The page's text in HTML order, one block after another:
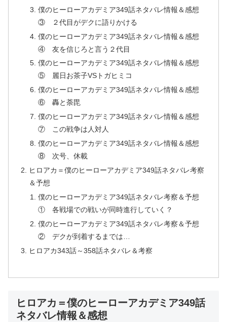
僕のヒーローアカデミア349話ネタバレ情報＆感想
③ ２代目がデクに語りかける
僕のヒーローアカデミア349話ネタバレ情報＆感想
④ 友を信じろと言う２代目
僕のヒーローアカデミア349話ネタバレ情報＆感想
⑤ 麗日お茶子VSトガヒミコ
僕のヒーローアカデミア349話ネタバレ情報＆感想
⑥ 轟と荼毘
僕のヒーローアカデミア349話ネタバレ情報＆感想
⑦ この戦争は人対人
僕のヒーローアカデミア349話ネタバレ情報＆感想
⑧ 次号、休載
ヒロアカ＝僕のヒーローアカデミア349話ネタバレ考察
＆予想
僕のヒーローアカデミア349話ネタバレ考察＆予想
① 各戦場での戦いが同時進行していく？
僕のヒーローアカデミア349話ネタバレ考察＆予想
② デクが到着するまでは…
ヒロアカ343話～358話ネタバレ＆考察
ヒロアカ＝僕のヒーローアカデミア349話
ネタバレ情報＆感想